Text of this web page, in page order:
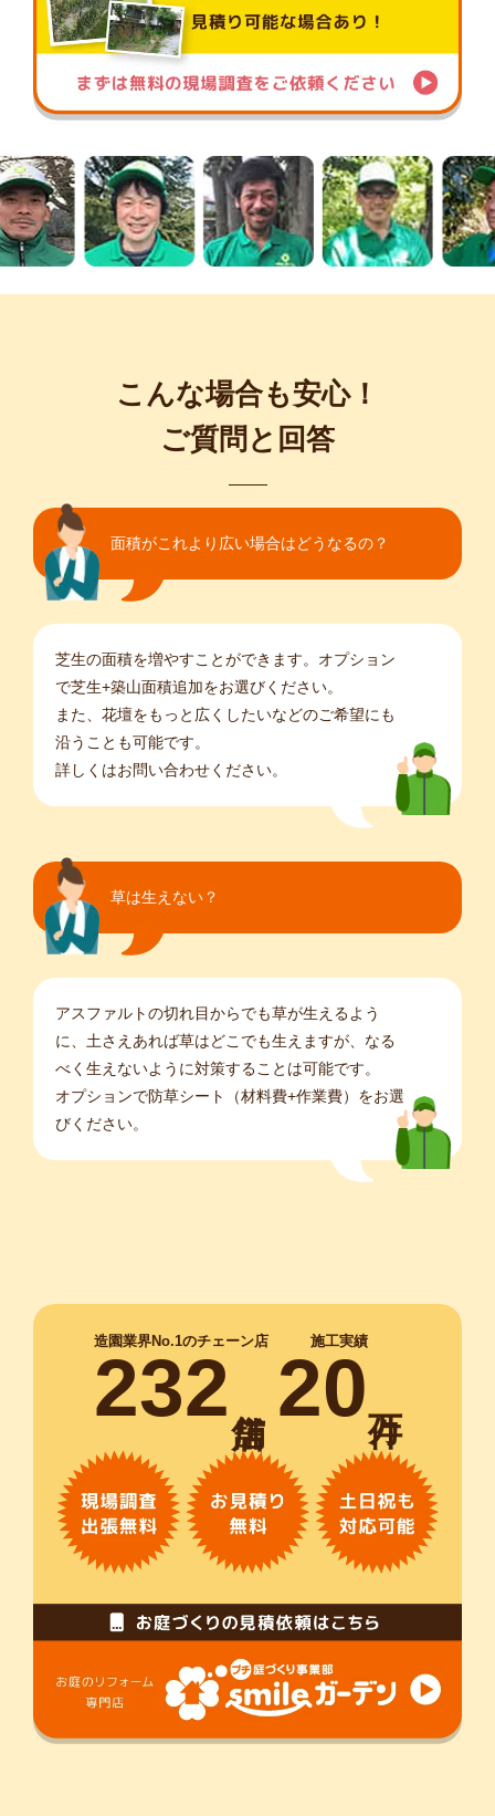
こんな場合も安心！
ご質問と回答
面積がこれより広い場合はどうなるの？
芝生の面積を増やすことができます。オプション
で芝生+築山面積追加をお選びください。
また、花壇をもっと広くしたいなどのご希望にも
沿うことも可能です。
詳しくはお問い合わせください。
草は生えない？
アスファルトの切れ目からでも草が生えるよう
に、土さえあれば草はどこでも生えますが、なる
べく生えないように対策することは可能です。
オプションで防草シート（材料費+作業費）をお選
びください。
造園業界No.1のチェーン店
232
施工実績
20